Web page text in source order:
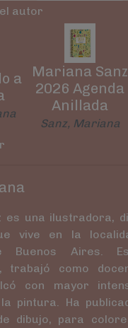
autor
a
Mariana Sanz
2026 Agenda
Anillada
Sanz, Mariana
es una ilustradora,
vive en la
Buenos Aires.
trabajó como
con mayor
pintura. Ha
dibujo, para